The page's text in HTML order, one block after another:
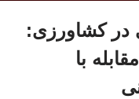
کشاورزی:
با